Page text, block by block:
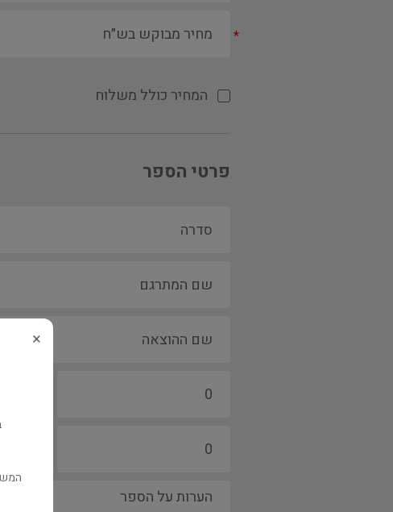
*
המחיר כולל משלוח
פרטי הספר
×